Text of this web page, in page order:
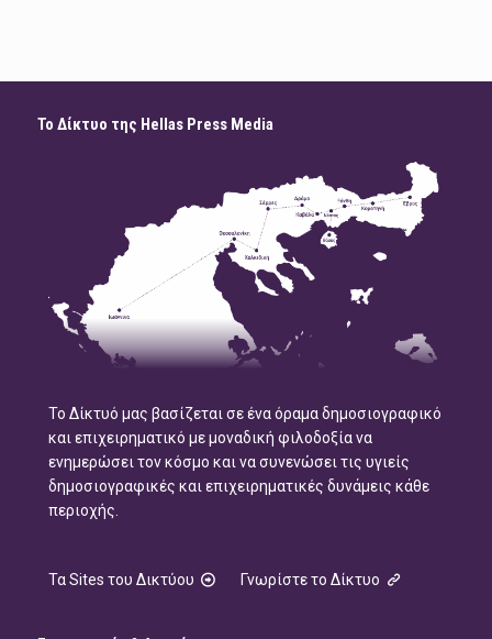
Το Δίκτυο της Hellas Press Media
Το Δίκτυό μας βασίζεται σε ένα όραμα δημοσιογραφικό
και επιχειρηματικό με μοναδική φιλοδοξία να
ενημερώσει τον κόσμο και να συνενώσει τις υγιείς
δημοσιογραφικές και επιχειρηματικές δυνάμεις κάθε
περιοχής.
Τα Sites του Δικτύου Γνωρίστε το Δίκτυο